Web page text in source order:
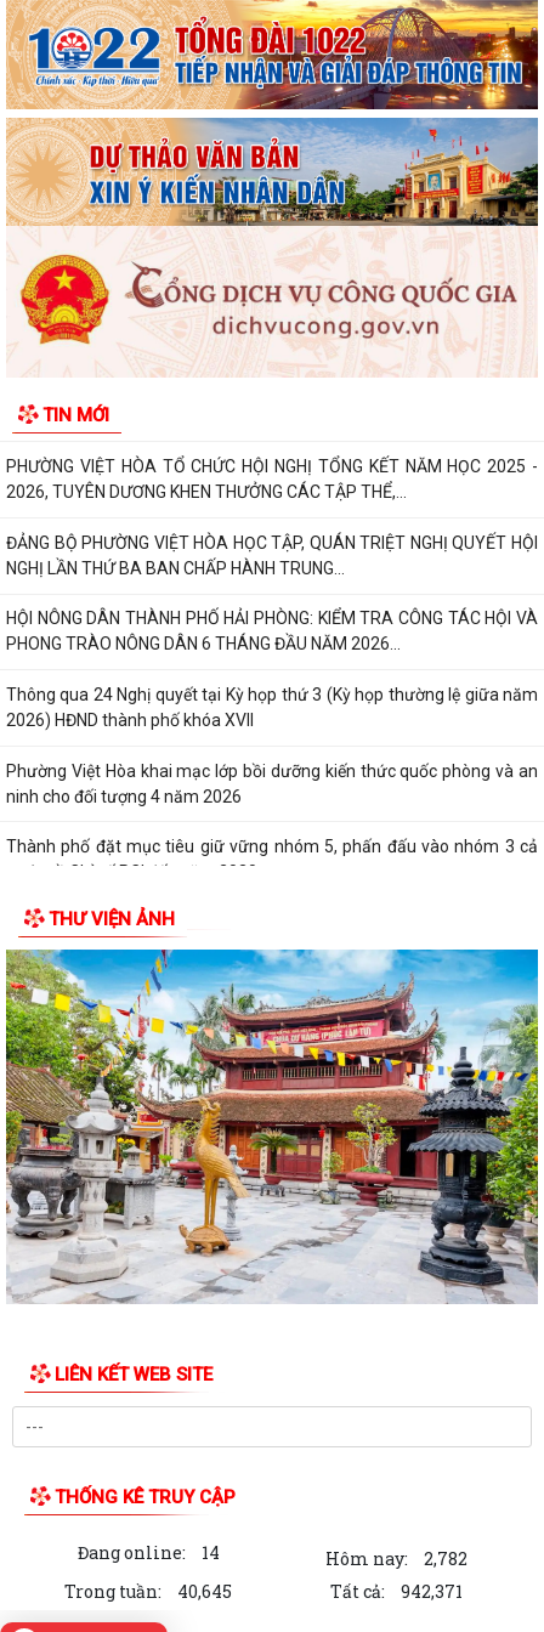
TIN MỚI
Khai mạc Giải bóng đá Thiếu niên, Nhi đồng phường Việt Hòa năm
2026.
Phường Việt Hòa triển khai nhiệm vụ và tổ chức hiệp đồng bảo đảm
phục vụ công tác lấy mẫu hài cốt...
Chủ động ứng phó với mưa lớn, lũ, ngập lụt, lũ quét, sạt lở đất, lốc, sét,
mưa đá
UBND thành phố yêu cầu rà soát, chuẩn hóa thủ tục hành chính, chấm
dứt phát sinh "giấy phép con"
Phường Việt Hòa bế mạc Lớp bồi dưỡng kiến thức quốc phòng và an
ninh đối tượng 4 năm 2026.
Bản, Đợt II/2026.
PHƯỜNG VIỆT HÒA TỔ CHỨC HỘI NGHỊ TỔNG KẾT NĂM HỌC 2025 -
2026, TUYÊN DƯƠNG KHEN THƯỞNG CÁC TẬP THỂ,...
ĐẢNG BỘ PHƯỜNG VIỆT HÒA HỌC TẬP, QUÁN TRIỆT NGHỊ QUYẾT HỘI
NGHỊ LẦN THỨ BA BAN CHẤP HÀNH TRUNG...
HỘI NÔNG DÂN THÀNH PHỐ HẢI PHÒNG: KIỂM TRA CÔNG TÁC HỘI VÀ
PHONG TRÀO NÔNG DÂN 6 THÁNG ĐẦU NĂM 2026...
Thông qua 24 Nghị quyết tại Kỳ họp thứ 3 (Kỳ họp thường lệ giữa năm
2026) HĐND thành phố khóa XVII
Phường Việt Hòa khai mạc lớp bồi dưỡng kiến thức quốc phòng và an
ninh cho đối tượng 4 năm 2026
Thành phố đặt mục tiêu giữ vững nhóm 5, phấn đấu vào nhóm 3 cả
nước về Chỉ số PCI đến năm 2030
Bảo đảm thực hiện chính sách bảo hiểm y tế đối với học sinh, sinh viên
năm học 2026-2027
Công đoàn phường Việt Hòa tổ chức tập huấn kỹ năng thương lượng,
ký kết thỏa ước lao động tập thể
THƯ KHEN CỦA UBND PHƯỜNG GỬI CÁN BỘ, CHIẾN SĨ CÔNG AN
PHƯỜNG
KỶ NIỆM 79 NĂM NGÀY THƯƠNG BINH - LIỆT SĨ (27/7/1947 -
27/7/2026)
HỘI CỰU CHIẾN BINH PHỐI HỢP VỚI HỘI NẠN NHÂN DA CAM/DIOXIN
PHƯỜNG VIỆT HÒA THĂM, TẶNG QUÀ GIA ĐÌNH...
PHƯỜNG VIỆT HÒA THẮP NẾN TRI ÂN CÁC ANH HÙNG LIỆT SĨ NHÂN
Phường Việt Hòa tổ chức ra quân dọn dẹp vệ sinh môi trường, chỉnh
trang cảnh quan Nghĩa trang Liệt...
cán bộ, giáo viên là thân...
Bí thư Đảng ủy , Chủ tịch HĐND phường Việt Hòa tiếp xúc đối thoại với
THƯ VIỆN ẢNH
LIÊN KẾT WEB SITE
THỐNG KÊ TRUY CẬP
Đang online: 14 Hôm nay:
2,782
Trong tuần:
40,645 Tất cả: 942,371